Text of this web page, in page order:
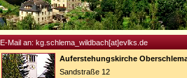
E-Mail an: kg.schlema_wildbach[at]evlks.de
Auferstehungskirche
Sandstraße 12